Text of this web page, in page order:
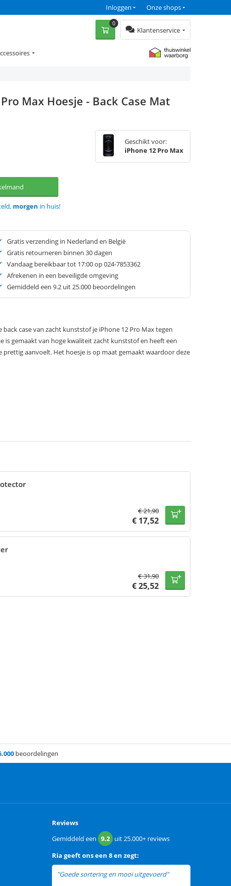
Onze shops
Inloggen
Klantenservice
0
Max Hoesje - Back Case Mat
Geschikt voor:
iPhone 12 Pro Max
morgen in huis!
Gratis verzending in Nederland en België
Gratis retourneren binnen 30 dagen
Vandaag bereikbaar tot 17:00 op 024-7853362
Afrekenen in een beveiligde omgeving
Gemiddeld een 9.2 uit 25.000 beoordelingen
case van zacht kunststof je iPhone 12 Pro Max tegen
is gemaakt van hoge kwaliteit zacht kunststof en heeft een
aanvoelt. Het hoesje is op maat gemaakt waardoor deze
€21,90
€ 17,52
€31,90
€25,52
beoordelingen
Reviews
Gemiddeld een 9.2 uit25.000+ reviews
Ria geeft ons een 8 en zegt:
"Goede sortering en mooi uitgevoerd"